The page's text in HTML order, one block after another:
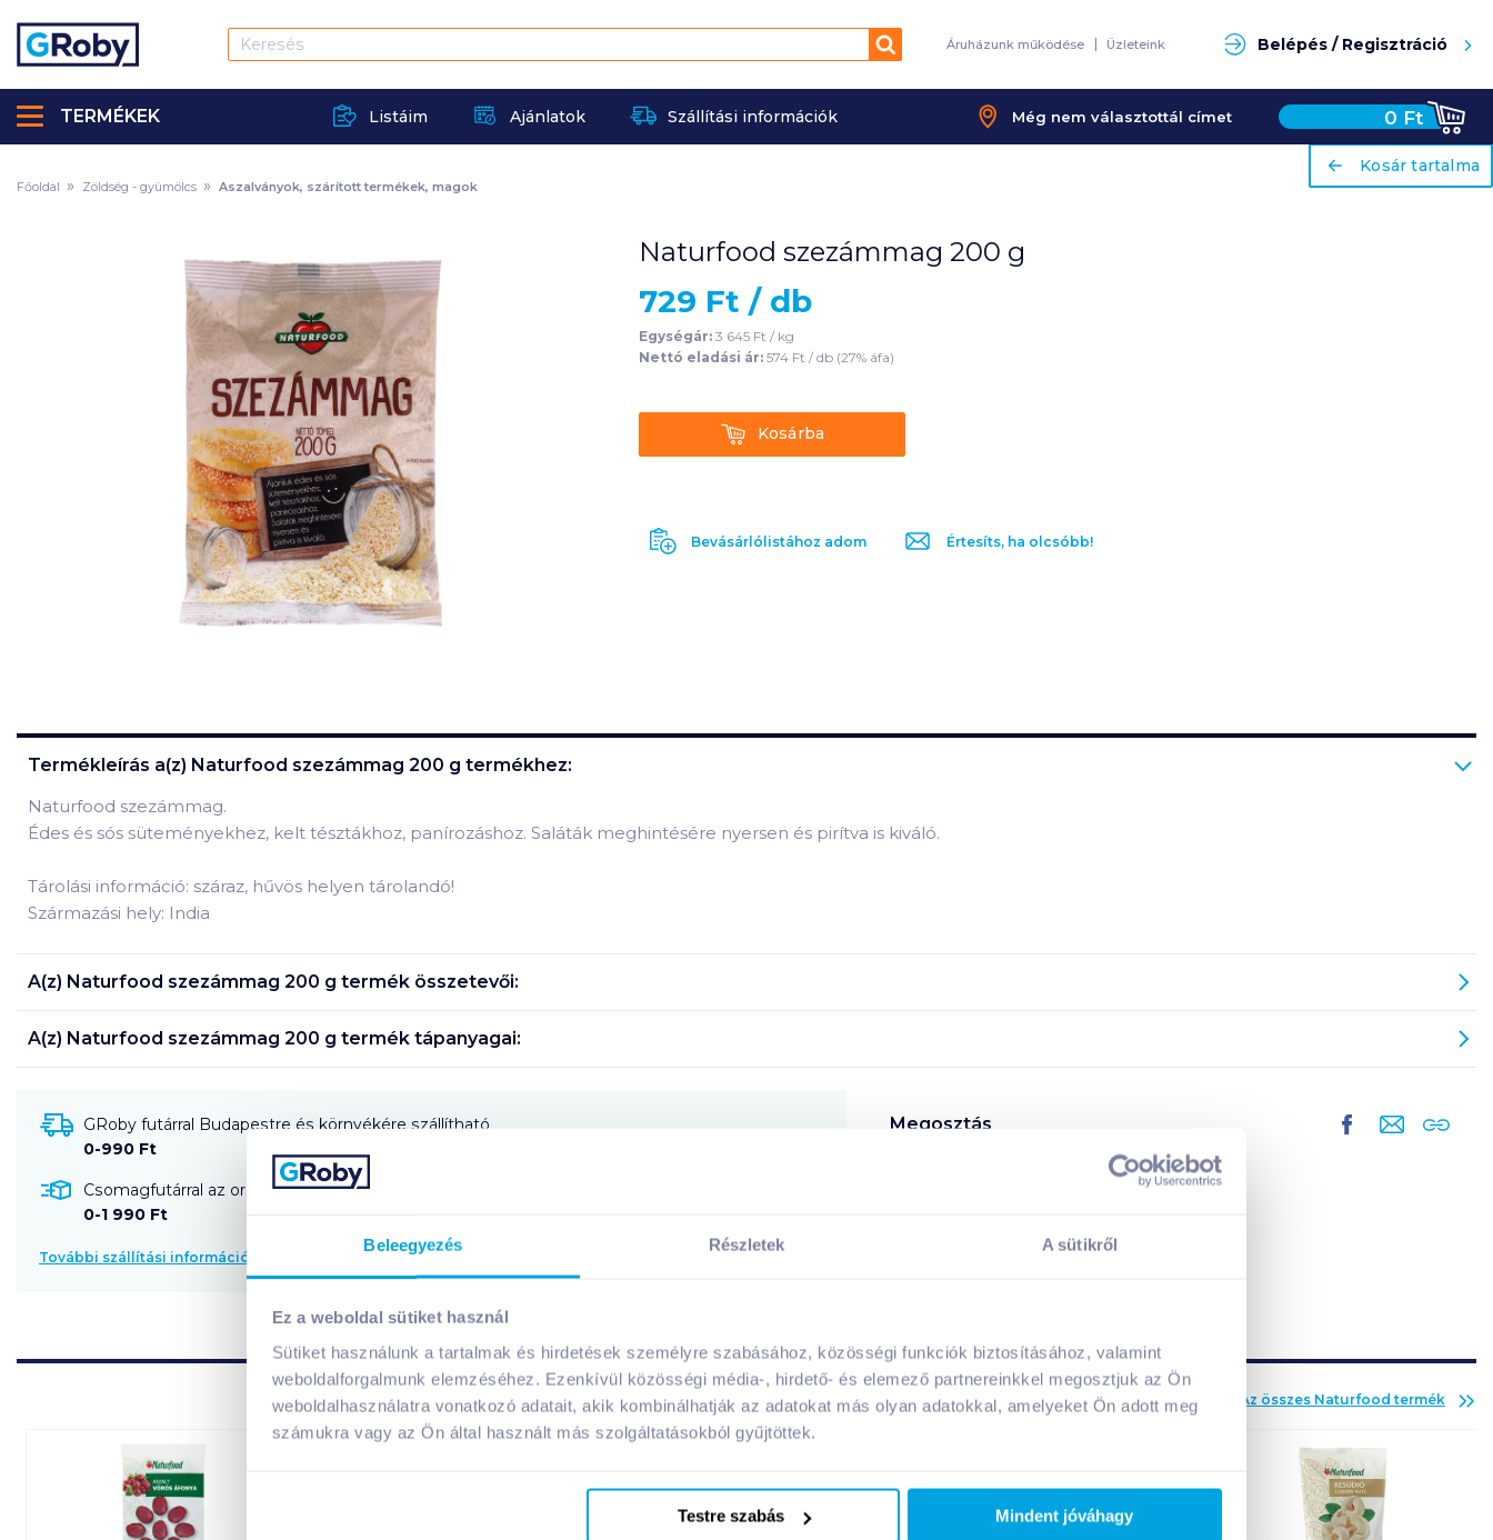
Beleegyezés Részletek A sütikről
Ez a weboldal sütiket használ
Sütiket használunk a tartalmak és hirdetések személyre szabásához, közösségi funkciók biztosításához, valamint
weboldalforgalmunk elemzéséhez. Ezenkívül közösségi média-, hirdető- és elemező partnereinkkel megosztjuk az Ön
weboldalhasználatra vonatkozó adatait, akik kombinálhatják az adatokat más olyan adatokkal, amelyeket Ön adott meg
számukra vagy az Ön által használt más szolgáltatásokból gyűjtöttek.
Testre szabás Mindent jóváhagy
Keresés Áruházunk működése Üzleteink Belépés / Regisztráció
Listáim Ajánlatok Szállítási információk Még nem választottál címet 0 Ft
TERMÉKEK
ariaLabel
Kosár tartalma
Adj hozzá termékeket!
Főoldal Zöldség - gyümölcs Aszalványok, szárított termékek, magok
Naturfood szezámmag 200 g
729 Ft / db
Egységár: 3 645 Ft / kg
Nettó eladási ár: 574 Ft / db (27% áfa)
KosárbaKosárba
Bevásárlólistához adom Értesíts, ha olcsóbb!
Termékleírás a(z) Naturfood szezámmag 200 g termékhez:
Naturfood szezámmag.
Édes és sós süteményekhez, kelt tésztákhoz, panírozáshoz. Saláták meghintésére nyersen és pirítva is kiváló.
Tárolási információ: száraz, hűvös helyen tárolandó!
Származási hely: India
A(z) Naturfood szezámmag 200 g termék összetevői:
A(z) Naturfood szezámmag 200 g termék tápanyagai:
GRoby futárral Budapestre és környékére szállítható
0-990 Ft
Csomagfutárral az ország egész területére szállítható!
0-1 990 Ft
További szállítási információk
Megosztás
Az összes Naturfood termék